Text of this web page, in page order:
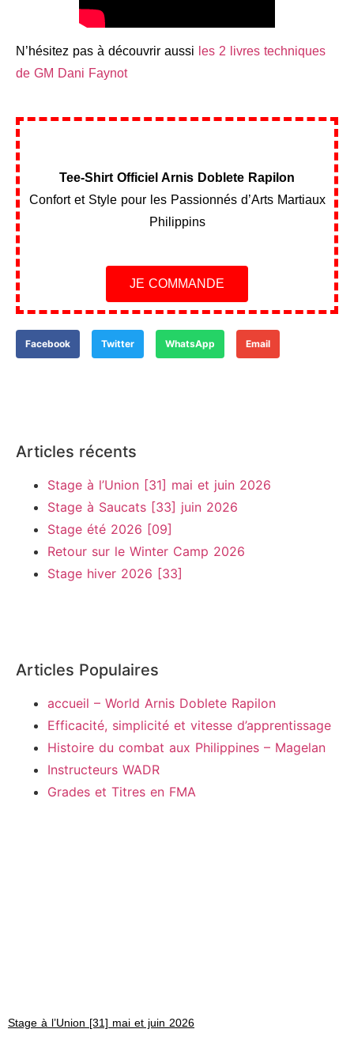
N’hésitez pas à découvrir aussi les 2 livres techniques
de GM Dani Faynot
Tee-Shirt Officiel Arnis Doblete Rapilon
Confort et Style pour les Passionnés d’Arts Martiaux
Philippins
JE COMMANDE
Facebook Twitter WhatsApp Email
Articles récents
Stage à l’Union [31] mai et juin 2026
Stage à Saucats [33] juin 2026
Stage été 2026 [09]
Retour sur le Winter Camp 2026
Stage hiver 2026 [33]
Articles Populaires
accueil – World Arnis Doblete Rapilon
Efficacité, simplicité et vitesse d’apprentissage
Histoire du combat aux Philippines – Magelan
Instructeurs WADR
Grades et Titres en FMA
Stage à l’Union [31] mai et juin 2026